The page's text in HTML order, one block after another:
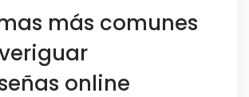
más comunes
online